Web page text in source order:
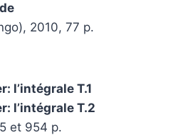
2010, 77 p.
l’intégrale T.1
l’intégrale T.2
et 954 p.